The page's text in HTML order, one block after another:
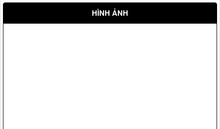
HÌNH ẢNH